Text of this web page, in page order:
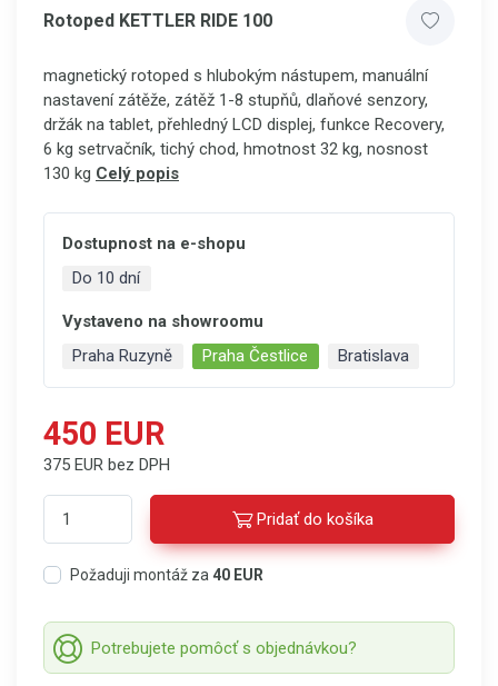
Rotoped KETTLER RIDE 100
magnetický rotoped s hlubokým nástupem, manuální
nastavení zátěže, zátěž 1-8 stupňů, dlaňové senzory,
držák na tablet, přehledný LCD displej, funkce Recovery,
6 kg setrvačník, tichý chod, hmotnost 32 kg, nosnost
130 kg Celý popis
Dostupnost na e-shopu
Do 10 dní
Vystaveno na showroomu
Praha Ruzyně
Praha Čestlice Bratislava
450 EUR
375 EUR bez DPH
Pridať do košíka
Požaduji montáž za 40 EUR
Potrebujete pomôcť s objednávkou?